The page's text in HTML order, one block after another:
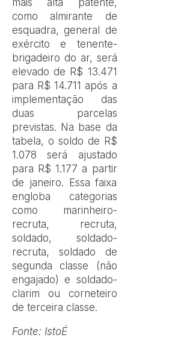
como almirante de
esquadra, general de
exército e tenente-
brigadeiro do ar, será
elevado de R$ 13.471
para R$ 14.711 após a
implementação das
duas parcelas
previstas. Na base da
tabela, o soldo de R$
1.078 será ajustado
para R$ 1.177 a partir
de janeiro. Essa faixa
engloba categorias
como marinheiro-
recruta, recruta,
soldado, soldado-
recruta, soldado de
segunda classe (não
engajado) e soldado-
clarim ou corneteiro
de terceira classe.
Fonte: IstoÉ